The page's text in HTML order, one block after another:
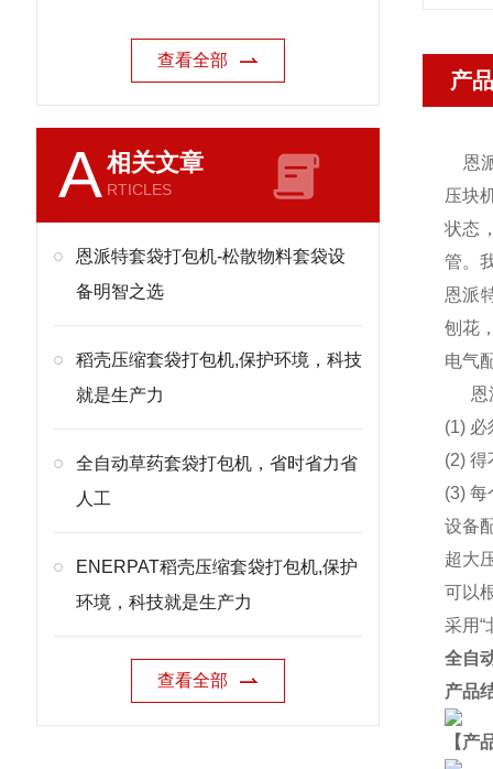
查看全部
A相关文章
RTICLES
恩派特套袋打包机-松散物料套袋设
备明智之选
稻壳压缩套袋打包机,保护环境，科技
就是生产力
全自动草药套袋打包机，省时省力省
人工
ENERPAT稻壳压缩套袋打包机,保护
环境，科技就是生产力
查看全部
产
恩
压块
状态
管。
恩派
刨花
电气
恩
(1)
(2)
(3)
设备
超大
可以
采用“
全自
产品
【产